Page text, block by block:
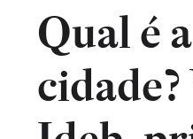
Qual é